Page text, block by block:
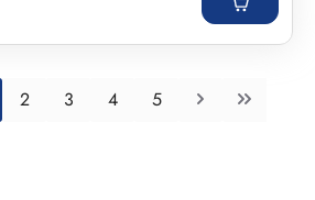
Seite
2 Seite
3 Seite
4 Seite
5